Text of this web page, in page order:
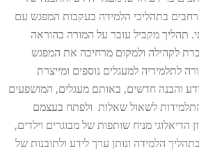
בתהליכי הלמידה בעקבות המפגש עם
תהליך מקביל עובר על המורה בהוראה
לקהילה ולמקום מרחיבה את המפגש
לתלמידיה למעגלים נוספים ומייצרת
והבנה חדשים, באותם מעגלים, המושפעים
לשאול שאלות ולפתח בעצמם
הדיאלוגי מניח שותפות של מבוגרים וילדים,
הלמידה ונותן ערך לידע ולתובנות של